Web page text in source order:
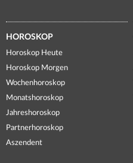
HOROSKOP
Horoskop Heute
Horoskop Morgen
Wochenhoroskop
Monatshoroskop
Jahreshoroskop
Partnerhoroskop
Aszendent